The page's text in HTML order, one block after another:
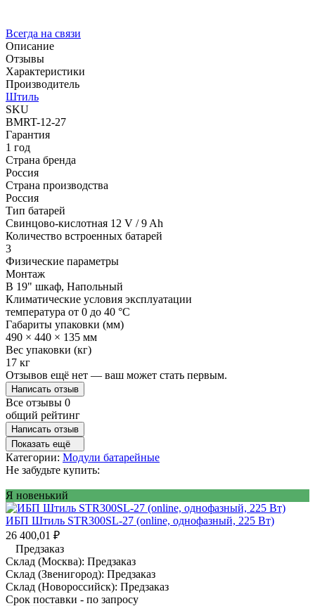
Всегда на связи
Описание
Отзывы
Характеристики
Производитель
Штиль
SKU
BMRT-12-27
Гарантия
1 год
Страна бренда
Россия
Страна производства
Россия
Тип батарей
Свинцово-кислотная 12 V / 9 Ah
Количество встроенных батарей
3
Физические параметры
Монтаж
В 19" шкаф, Напольный
Климатические условия эксплуатации
температура от 0 до 40 °C
Габариты упаковки (мм)
490 × 440 × 135 мм
Вес упаковки (кг)
17 кг
Отзывов ещё нет — ваш может стать первым.
Написать отзыв
Все отзывы 0
общий рейтинг
Написать отзыв
Показать ещё
Категории: Модули батарейные
Не забудьте купить:
Я новенький
ИБП Штиль STR300SL-27 (online, однофазный, 225 Вт)
26 400,01 ₽
Предзаказ
Склад (Москва): Предзаказ
Склад (Звенигород): Предзаказ
Склад (Новороссийск): Предзаказ
Срок поставки - по запросу